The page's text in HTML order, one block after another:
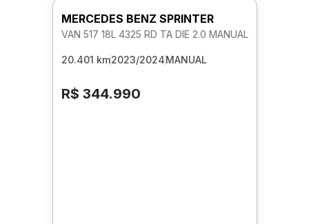
MERCEDES BENZ SPRINTER
VAN 517 18L 4325 RD TA DIE 2.0 MANUAL
20.401 km2023/2024MANUAL
R$ 344.990